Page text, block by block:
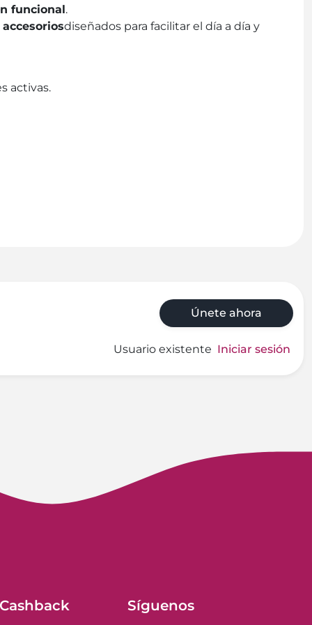
funcional.
diseñados para facilitar el día a día y
activas.
Únete ahora
Usuario existente Iniciar sesión
Síguenos